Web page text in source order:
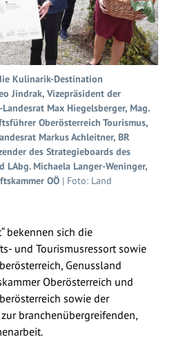
Kulinarik-Destination
Jindrak, Vizepräsident der
Max Hiegelsberger, Mag.
Oberösterreich Tourismus,
Markus Achleitner, BR
des Strategieboards des
LAbg. Michaela Langer-Weninger,
OÖ | Foto: Land
bekennen sich die
und Tourismusressort sowie
Genussland
Oberösterreich und
sowie der
branchenübergreifenden,